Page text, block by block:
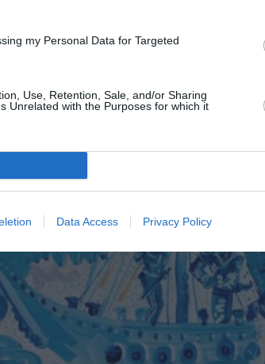
my Personal Data for Targeted
Use, Retention, Sale, and/or Sharing
Unrelated with the Purposes for which it
Data Access Privacy Policy
μέσα από τον φακό του Νικόλαου